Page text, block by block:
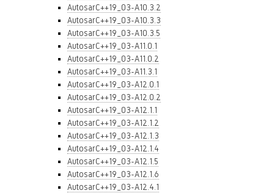
AutosarC++19_03-A10.3.2
AutosarC++19_03-A10.3.3
AutosarC++19_03-A10.3.5
AutosarC++19_03-A11.0.1
AutosarC++19_03-A11.0.2
AutosarC++19_03-A11.3.1
AutosarC++19_03-A12.0.1
AutosarC++19_03-A12.0.2
AutosarC++19_03-A12.1.1
AutosarC++19_03-A12.1.2
AutosarC++19_03-A12.1.3
AutosarC++19_03-A12.1.4
AutosarC++19_03-A12.1.5
AutosarC++19_03-A12.1.6
AutosarC++19_03-A12.4.1